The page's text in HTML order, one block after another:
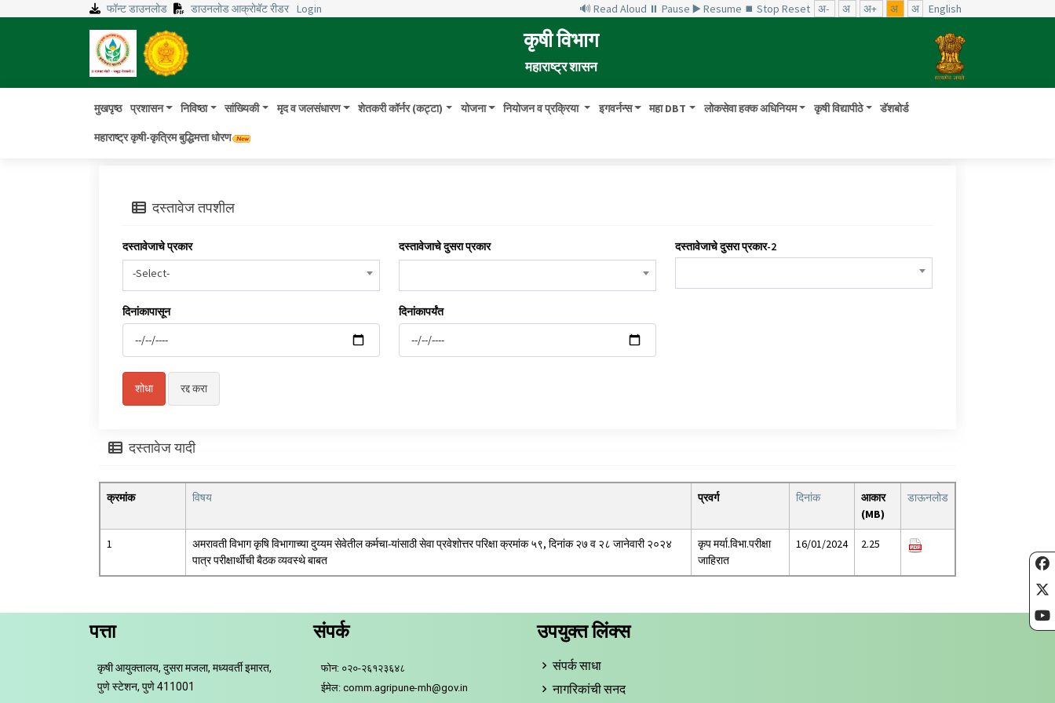
फॉन्ट डाउनलोड डाउनलोड आक्रोबॅट रीडर Login 🔊 Read Aloud ⏸ Pause ▶️ Resume ⏹ Stop Reset अ- अ अ+ अ अ English
कृषी विभाग
महाराष्ट्र शासन
मुखपृष्ठ प्रशासन निविष्ठा सांख्यिकी मृद व जलसंधारण शेतकरी कॉर्नर (कट्टा) योजना नियोजन व प्रक्रिया इगवर्नन्स महा DBT लोकसेवा हक्क अधिनियम कृषी विद्यापीठे डॅशबोर्ड
महाराष्ट्र कृषी-कृत्रिम बुद्धिमत्ता धोरण
दस्तावेज तपशील
दस्तावेजाचे प्रकार
-Select-
दस्तावेजाचे दुसरा प्रकार दस्तावेजाचे दुसरा प्रकार-2
दिनांकापासून दिनांकापर्यंत
दस्तावेज यादी
क्रमांक विषय प्रवर्ग दिनांक
आकार
(MB)
डाऊनलोड
1
अमरावती विभाग कृषि विभागाच्या दुय्यम सेवेतील कर्मचा-यांसाठी सेवा प्रवेशोत्तर परिक्षा क्रमांक ५९, दिनांक २७ व २८ जानेवारी २०२४
पात्र परीक्षार्थीची बैठक व्यवस्थे बाबत
कृप मर्या.विभा.परीक्षा
जाहिरात
16/01/2024 2.25
पत्ता
कृषी आयुक्तालय, दुसरा मजला, मध्यवर्ती इमारत,
पुणे स्टेशन, पुणे 411001
संपर्क
फोन: ०२०-२६१२३६४८
ईमेल: comm.agripune-mh@gov.in
उपयुक्त लिंक्स
संपर्क साधा
नागरिकांची सनद